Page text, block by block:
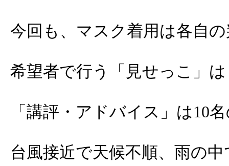
今回も、マスク着用は各自
希望者で行う「見せっこ」
「講評・アドバイス」は10
台風接近で天候不順、雨の